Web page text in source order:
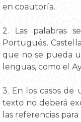
en coautoría.
2. Las palabras
Portugués,
que no se pueda
lenguas, como el
3. En los casos de
texto no deberá
las referencias